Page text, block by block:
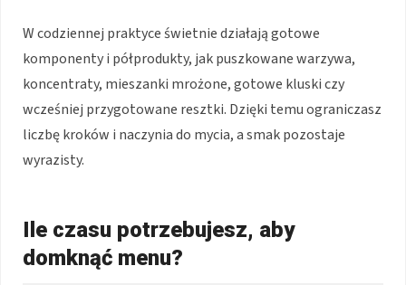
W codziennej praktyce świetnie działają gotowe
komponenty i półprodukty, jak puszkowane warzywa,
koncentraty, mieszanki mrożone, gotowe kluski czy
wcześniej przygotowane resztki. Dzięki temu ograniczasz
liczbę kroków i naczynia do mycia, a smak pozostaje
wyrazisty.
Ile czasu potrzebujesz, aby
domknąć menu?